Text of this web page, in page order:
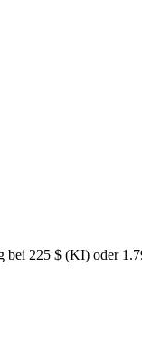
bei 225 $ (KI) oder